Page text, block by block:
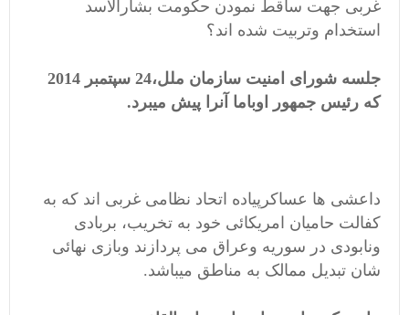
غربی جهت ساقط نمودن حکومت بشارالاسد
استخدام وتربیت شده اند؟
جلسه شورای امنیت سازمان ملل،24 سپتمبر 2014
که رئیس جمهور اوباما آنرا پیش میبرد.
داعشی ها عساکرپیاده اتحاد نظامی غربی اند که به
کفالت حامیان امریکائی خود به تخریب، بربادی
ونابودی در سوریه وعراق می پردازند وبازی نهائی
شان تبدیل ممالک به مناطق میباشد.